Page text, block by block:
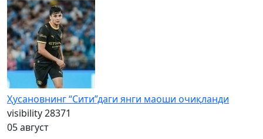
Ҳусановнинг “Сити”даги янги маоши очиқланди
visibility28371
05 август